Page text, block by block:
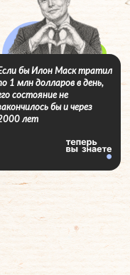
бы Илон Маск тратил
1 млн долларов в день,
состояние не
бы и через
лет